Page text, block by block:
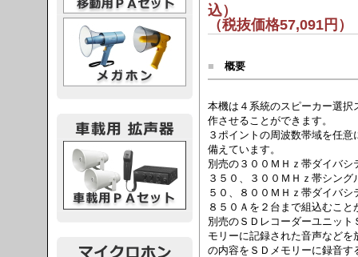
込）
（税抜価格57,091円）
■ 概要
本機は４系統のスピーカー選
作させることができます。
３ポイントの周波数帯域を任
備えています。
別売の３００ＭＨｚ帯ダイバ
３５０、３００ＭＨｚ帯シン
５０、８００ＭＨｚ帯ダイバ
８５０Ａを２台まで組込むこと
別売のＳＤレコーダーユニッ
モリーに記録された音声など
の内容をＳＤメモリーに録音す